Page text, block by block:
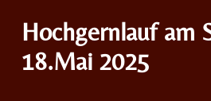
Hochgernlauf am
18.Mai 2025